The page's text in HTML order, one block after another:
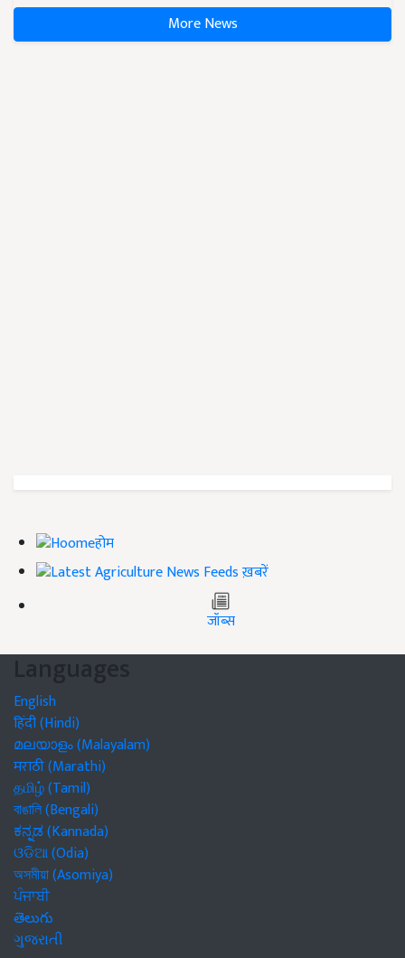
More News
होम
ख़बरें
जॉब्स
Languages
English
हिंदी (Hindi)
മലയാളം (Malayalam)
मराठी (Marathi)
தமிழ் (Tamil)
বাঙালি (Bengali)
ಕನ್ನಡ (Kannada)
ଓଡିଆ (Odia)
অসমীয়া (Asomiya)
ਪੰਜਾਬੀ
తెలుగు
ગુજરાતી